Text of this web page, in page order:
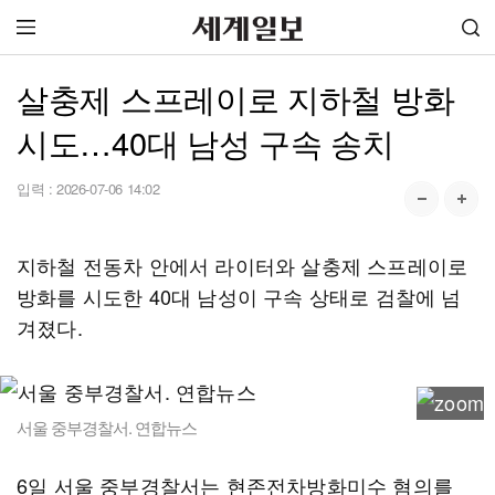
살충제 스프레이로 지하철 방화
시도…40대 남성 구속 송치
입력 : 2026-07-06 14:02
지하철 전동차 안에서 라이터와 살충제 스프레이로
방화를 시도한 40대 남성이 구속 상태로 검찰에 넘
겨졌다.
서울 중부경찰서. 연합뉴스
6일 서울 중부경찰서는 현존전차방화미수 혐의를